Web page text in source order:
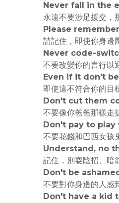
Never fall in the
永遠不要涉足援交，
Please
請記住，即使你身邊
Never code-
不要改變你的言行以
Even if it don't
即使這不符合你的目
Don't cut them
不要像你爸爸那樣走
Don't pay to
不要花錢和巴西女孩
Understand, no
記住，別耍陰招、暗
Don't be
不要對你身邊的人感
Don't have a kid